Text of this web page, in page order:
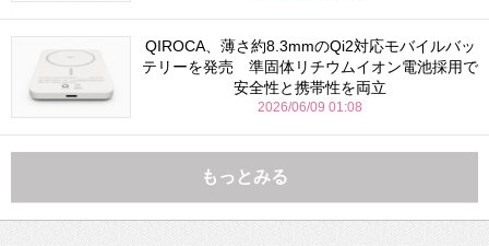
QIROCA、薄さ約8.3mmのQi2対応モバイルバッ
テリーを発売 準固体リチウムイオン電池採用で
安全性と携帯性を両立
2026/06/09 01:08
もっとみる